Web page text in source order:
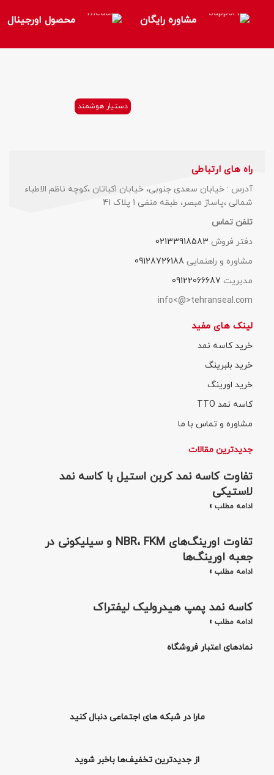
مشاوره رایگان محصول اورجینال
دستیار هوشمند
راه های ارتباطی
آدرس : خیابان سعدی جنوبی، خیابان اکباتان ،کوچه ناظم الاطباء
شمالی ،پاساژ مبصر، طبقه منفی 1 پلاک 41
تلفن تماس
دفتر فروش 02133918583
مشاوره و راهنمایی 09128726188
مدیریت 09122066687
info<@>tehranseal.com
لینک های مفید
خرید کاسه نمد
خرید بلبرینگ
خرید اورینگ
کاسه نمد TTO
مشاوره و تماس با ما
جدیدترین مقالات
تفاوت کاسه نمد کربن استیل با کاسه نمد
لاستیکی
ادامه مطلب »
تفاوت اورینگ‌های NBR، FKM و سیلیکونی در
جعبه اورینگ‌ها
ادامه مطلب »
کاسه نمد پمپ هیدرولیک لیفتراک
ادامه مطلب »
نمادهای اعتبار فروشگاه
مارا در شبکه های اجتماعی دنبال کنید
از جدیدترین تخفیف‌ها باخبر شوید